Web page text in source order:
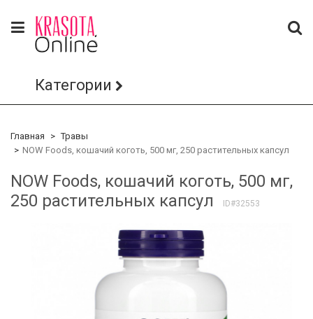
Категории
Главная
Травы
NOW Foods, кошачий коготь, 500 мг, 250 растительных капсул
NOW Foods, кошачий коготь, 500 мг,
250 растительных капсул
ID#32553